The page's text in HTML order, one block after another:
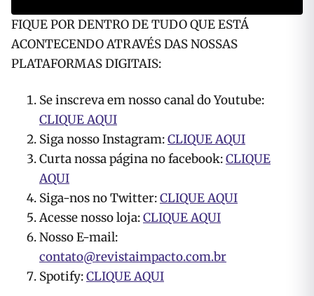
FIQUE POR DENTRO DE TUDO QUE ESTÁ
ACONTECENDO ATRAVÉS DAS NOSSAS
PLATAFORMAS DIGITAIS:
Se inscreva em nosso canal do Youtube:
CLIQUE AQUI
Siga nosso Instagram:CLIQUE AQUI
Curta nossa página no facebook:CLIQUE
AQUI
Siga-nos no Twitter:CLIQUE AQUI
Acesse nosso loja:CLIQUE AQUI
Nosso E-mail:
contato@revistaimpacto.com.br
Spotify:CLIQUE AQUI